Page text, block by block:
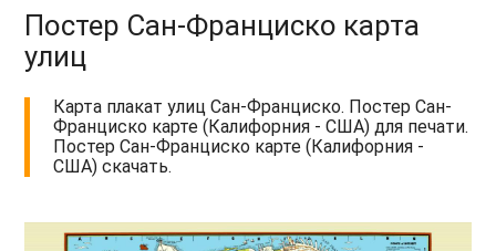
Постер Сан-Франциско карта
улиц
Карта плакат улиц Сан-Франциско. Постер Сан-
Франциско карте (Калифорния - США) для печати.
Постер Сан-Франциско карте (Калифорния -
США) скачать.